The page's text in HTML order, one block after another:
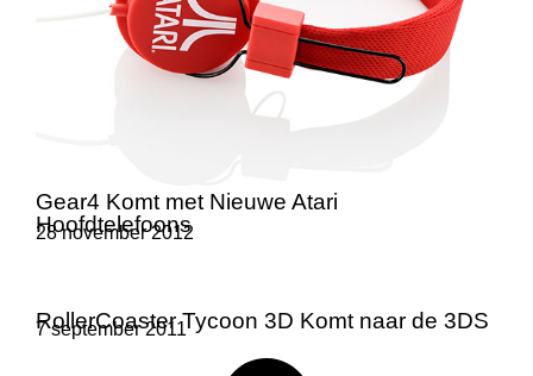
Gear4 Komt met Nieuwe Atari
Hoofdtelefoons
28 november 2012
RollerCoaster Tycoon 3D Komt naar de 3DS
7 september 2011